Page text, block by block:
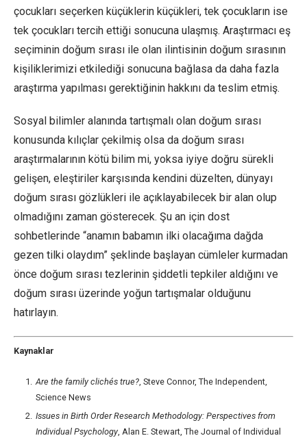
çocukları seçerken küçüklerin küçükleri, tek çocukların ise
tek çocukları tercih ettiği sonucuna ulaşmış. Araştırmacı eş
seçiminin doğum sırası ile olan ilintisinin doğum sırasının
kişiliklerimizi etkilediği sonucuna bağlasa da daha fazla
araştırma yapılması gerektiğinin hakkını da teslim etmiş.
Sosyal bilimler alanında tartışmalı olan doğum sırası
konusunda kılıçlar çekilmiş olsa da doğum sırası
araştırmalarının kötü bilim mi, yoksa iyiye doğru sürekli
gelişen, eleştiriler karşısında kendini düzelten, dünyayı
doğum sırası gözlükleri ile açıklayabilecek bir alan olup
olmadığını zaman gösterecek. Şu an için dost
sohbetlerinde “anamın babamın ilki olacağıma dağda
gezen tilki olaydım” şeklinde başlayan cümleler kurmadan
önce doğum sırası tezlerinin şiddetli tepkiler aldığını ve
doğum sırası üzerinde yoğun tartışmalar olduğunu
hatırlayın.
Kaynaklar
Are the family clichés true?, Steve Connor, The Independent,
Science News
Issues in Birth Order Research Methodology: Perspectives from
Individual Psychology, Alan E. Stewart, The Journal of Individual